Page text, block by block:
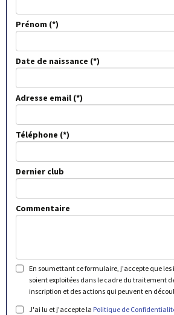
Prénom
Date de naissance
Adresse email
Téléphone
Dernier club
Commentaire
En soumettant ce formulaire, j'accepte que
soient exploitées dans le cadre du traitement
inscription et des actions qui peuvent en
J'ai lu et j'accepte la Politique de